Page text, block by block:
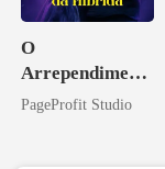
O
Arrependiment
o do Alfa: O
PageProfit Studio